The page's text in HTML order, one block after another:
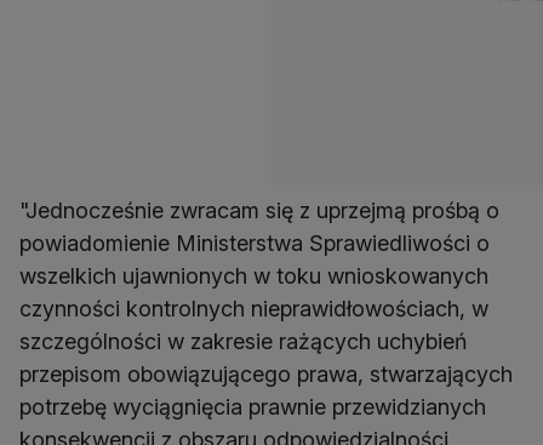
"Jednocześnie zwracam się z uprzejmą prośbą o
powiadomienie Ministerstwa Sprawiedliwości o
wszelkich ujawnionych w toku wnioskowanych
czynności kontrolnych nieprawidłowościach, w
szczególności w zakresie rażących uchybień
przepisom obowiązującego prawa, stwarzających
potrzebę wyciągnięcia prawnie przewidzianych
konsekwencji z obszaru odpowiedzialności